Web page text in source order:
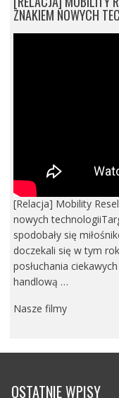
ZNAKIEM NOWYCH
[Relacja] Mobility
nowych
spodobały się
doczekali się w tym
posłuchania
handlową …
Nasze filmy
OSTATNIE WPISY